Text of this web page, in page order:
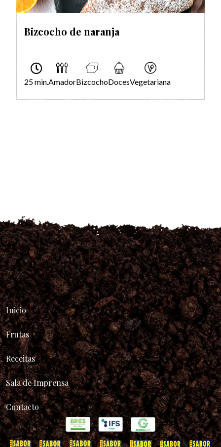
Bizcocho de naranja
25 min.AmadorBizcochoDocesVegetariana
Inicio
Frutas
Receitas
Sala de Imprensa
Contacto